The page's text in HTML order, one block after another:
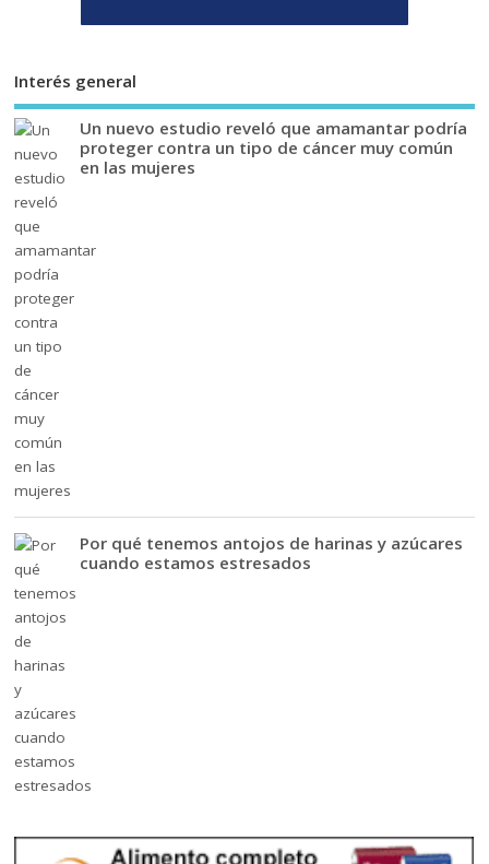
Interés general
Un nuevo estudio reveló que amamantar podría
proteger contra un tipo de cáncer muy común
en las mujeres
Por qué tenemos antojos de harinas y azúcares
cuando estamos estresados